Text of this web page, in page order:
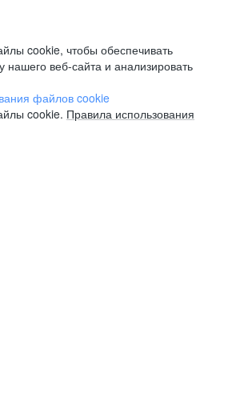
cookie, чтобы обеспечивать
нашего веб-сайта и анализировать
файлов cookie
cookie. Правила использования